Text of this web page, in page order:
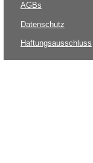
AGBs
Datenschutz
Haftungsausschluss